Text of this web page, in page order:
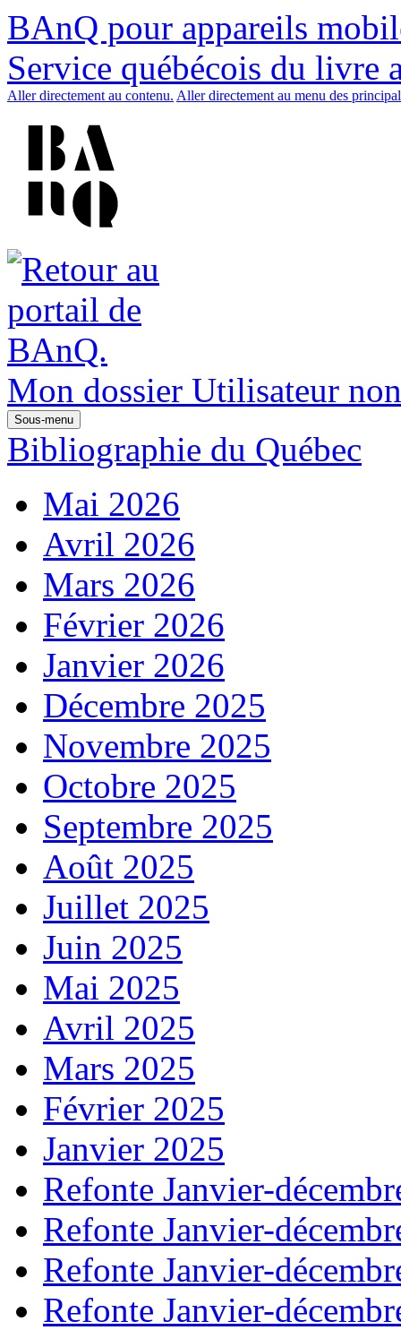
BAnQ pour appareils
Service québécois du livre
Aller directement au contenu. Aller directement au menu des
Mon dossier Utilisateur
Sous-menu
Bibliographie du Québec
Mai 2026
Avril 2026
Mars 2026
Février 2026
Janvier 2026
Décembre 2025
Novembre 2025
Octobre 2025
Septembre 2025
Août 2025
Juillet 2025
Juin 2025
Mai 2025
Avril 2025
Mars 2025
Février 2025
Janvier 2025
Refonte Janvier-
Refonte Janvier-
Refonte Janvier-
Refonte Janvier-